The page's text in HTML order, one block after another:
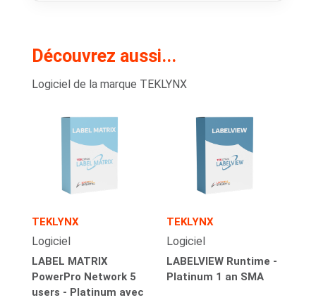
Découvrez aussi...
Logiciel de la marque TEKLYNX
TEKLYNX
Logiciel
LABEL MATRIX
PowerPro Network 5
users - Platinum avec
TEKLYNX
Logiciel
LABELVIEW Runtime -
Platinum 1 an SMA